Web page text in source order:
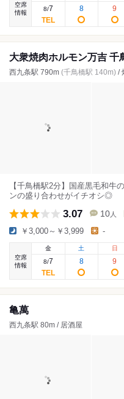
空席
情報
8/7 8 9
大衆焼肉ホルモン万吉 千
西九条駅 790m (千鳥橋駅 140m) /
【千鳥橋駅2分】国産黒毛和牛
ンの盛り合わせがイチオシ◎
3.07 10 人
￥3,000～￥3,999 -
空席
情報
金
8/7
土
8
日
9
亀萬
西九条駅 80m / 居酒屋